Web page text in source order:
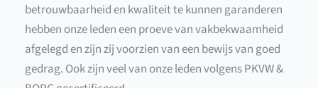
betrouwbaarheid en kwaliteit te kunnen garanderen
hebben onze leden een proeve van vakbekwaamheid
afgelegd en zijn zij voorzien van een bewijs van goed
gedrag. Ook zijn veel van onze leden volgens PKVW &